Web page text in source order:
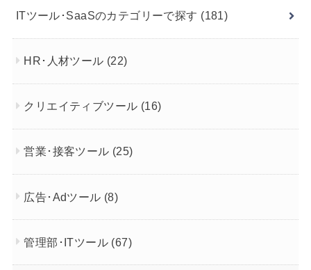
ITツール･SaaSのカテゴリーで探す (181)
HR･人材ツール (22)
クリエイティブツール (16)
営業･接客ツール (25)
広告･Adツール (8)
管理部･ITツール (67)